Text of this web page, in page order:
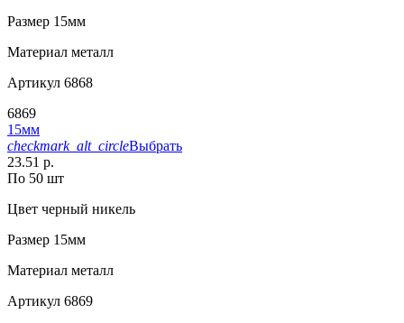
Размер 15мм
Материал металл
Артикул 6868
6869
15мм
checkmark_alt_circleВыбрать
23.51 р.
По 50 шт
Цвет черный никель
Размер 15мм
Материал металл
Артикул 6869